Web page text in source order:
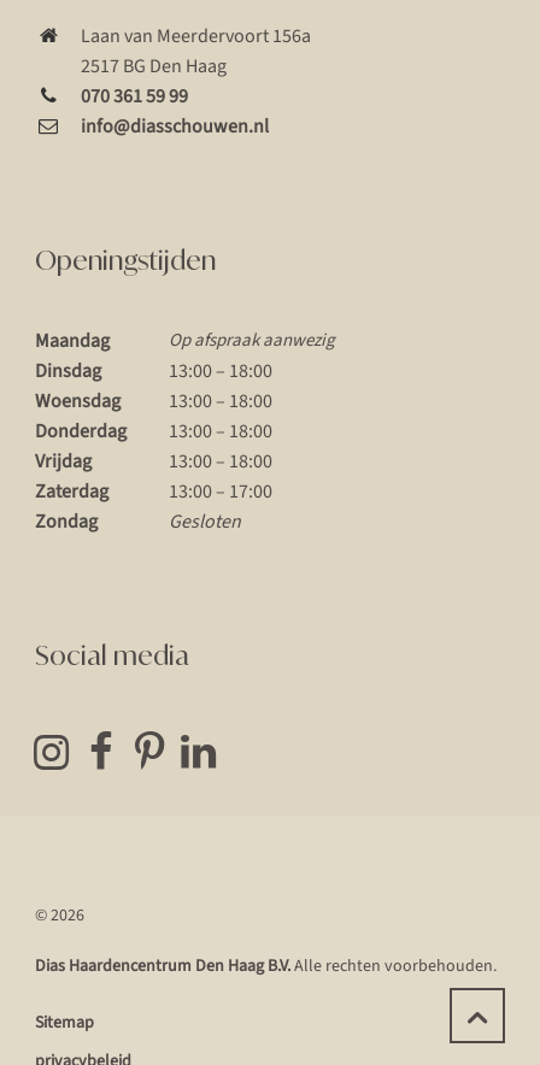
Laan van Meerdervoort 156a
2517 BG Den Haag
070 361 59 99
info@diasschouwen.nl
Openingstijden
Maandag Op afspraak aanwezig
Dinsdag
13:00 – 18:00
Woensdag
13:00 – 18:00
Donderdag
13:00 – 18:00
Vrijdag
13:00 – 18:00
Zaterdag
13:00 – 17:00
Zondag
Gesloten
Social media
© 2026
Dias Haardencentrum Den Haag B.V.Alle rechten voorbehouden.
Sitemap